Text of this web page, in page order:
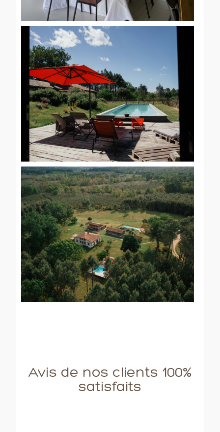
Avis de nos clients 100%
satisfaits